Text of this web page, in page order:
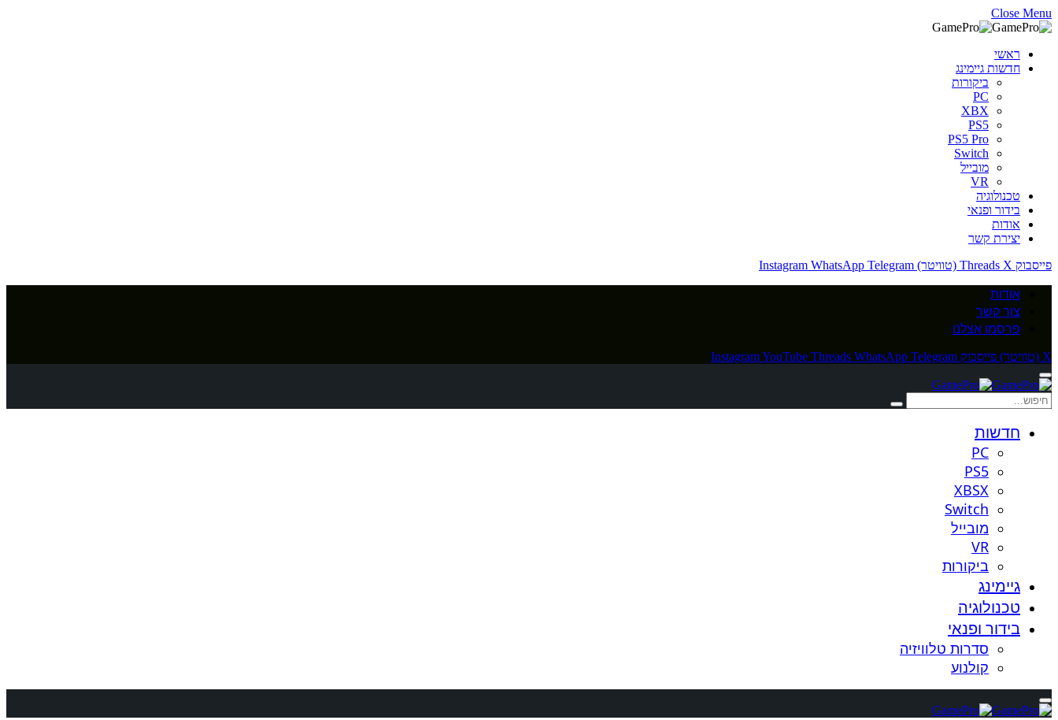
Close Menu
ראשי
חדשות גיימינג
ביקורות
PC
XBX
PS5
PS5 Pro
Switch
מובייל
VR
טכנולוגיה
בידור ופנאי
אודות
יצירת קשר
פייסבוק
Threads X (טוויטר) Instagram WhatsApp Telegram
אודות
צור קשר
פרסמו אצלנו
X (טוויטר) פייסבוק InstagramYouTube Threads WhatsApp Telegram
חדשות
PC
PS5
XBSX
Switch
מובייל
VR
ביקורות
גיימינג
טכנולוגיה
בידור ופנאי
סדרות טלוויזיה
קולנוע